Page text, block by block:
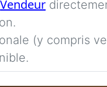
Vendeur
(y compris